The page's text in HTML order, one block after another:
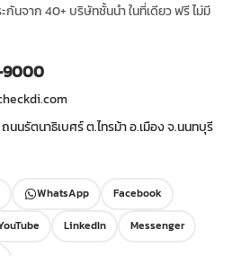
กันจาก 40+ บริษัทชั้นนำ ในที่เดียว ฟรี ไม่มี
ถนนรัตนาธิเบศร์ ต.ไทรม้า อ.เมือง จ.นนทบุรี
WhatsApp
Facebook
LinkedIn
Messenger